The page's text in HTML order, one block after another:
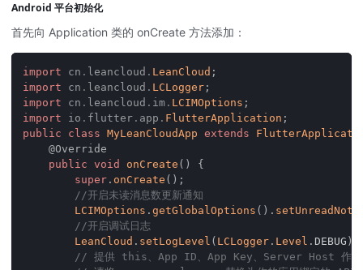
Android 平台初始化
首先向 Application 类的 onCreate 方法添加：
import cn . leancloud . LeanCloud ;
import
cn . leancloud . LCLogger ;
import
cn . leancloud . im . LCIMOptions ;
import
io . flutter . app . FlutterApplication ;
public
class MyLeanCloudApp extends
@Override
public void onCreate ( )
{
super . onCreate ( ) ;
//开启未读消息数更新通知
LCIMOptions . getGlobalOptions ( ) .
//开启调试日志
LeanCloud . setLogLevel ( LCLogger . Level . DEBUG )
// 提供 this、App ID、App Key、Server Host 作为